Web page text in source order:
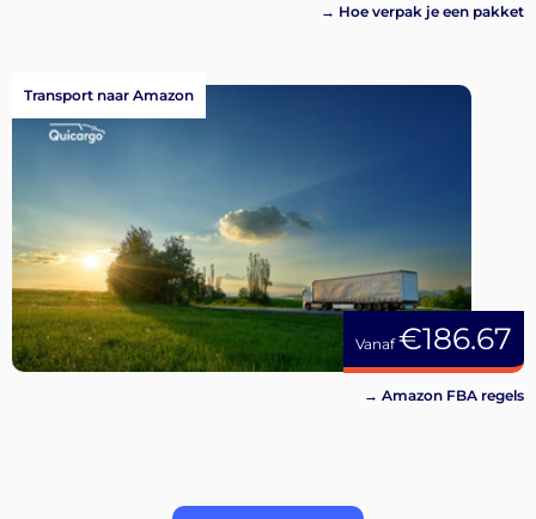
→ Hoe verpak je een pakket
Vanaf€186.67
Transport naar Amazon
→ Amazon FBA regels